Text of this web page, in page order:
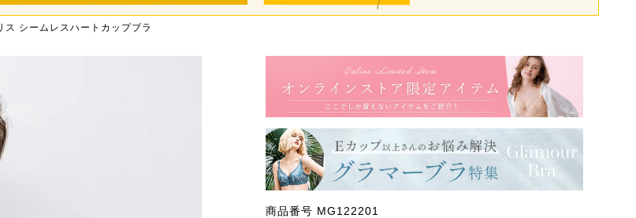
ス シームレスハートカップブラ
商品番号 MG122201